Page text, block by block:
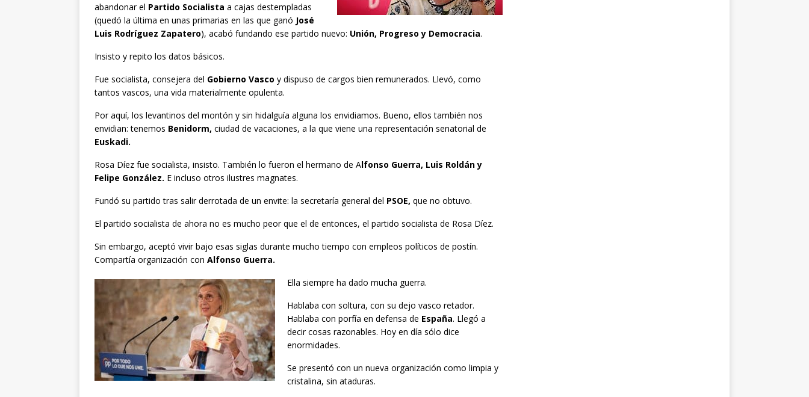
abandonar el Partido Socialista a cajas destempladas
(quedó la última en unas primarias en las que ganó José
Luis Rodríguez Zapatero), acabó fundando ese partido nuevo: Unión, Progreso y Democracia.
Insisto y repito los datos básicos.
Fue socialista, consejera del Gobierno Vasco y dispuso de cargos bien remunerados. Llevó, como
tantos vascos, una vida materialmente opulenta.
Por aquí, los levantinos del montón y sin hidalguía alguna los envidiamos. Bueno, ellos también nos
envidian: tenemos Benidorm, ciudad de vacaciones, a la que viene una representación senatorial de
Euskadi.
Rosa Díez fue socialista, insisto. También lo fueron el hermano de Alfonso Guerra, Luis Roldán y
Felipe González. E incluso otros ilustres magnates.
Fundó su partido tras salir derrotada de un envite: la secretaría general del PSOE, que no obtuvo.
El partido socialista de ahora no es mucho peor que el de entonces, el partido socialista de Rosa Díez.
Sin embargo, aceptó vivir bajo esas siglas durante mucho tiempo con empleos políticos de postín.
Compartía organización con Alfonso Guerra.
Ella siempre ha dado mucha guerra.
Hablaba con soltura, con su dejo vasco retador.
Hablaba con porfía en defensa de España. Llegó a
decir cosas razonables. Hoy en día sólo dice
enormidades.
Se presentó con un nueva organización como limpia y
cristalina, sin ataduras.